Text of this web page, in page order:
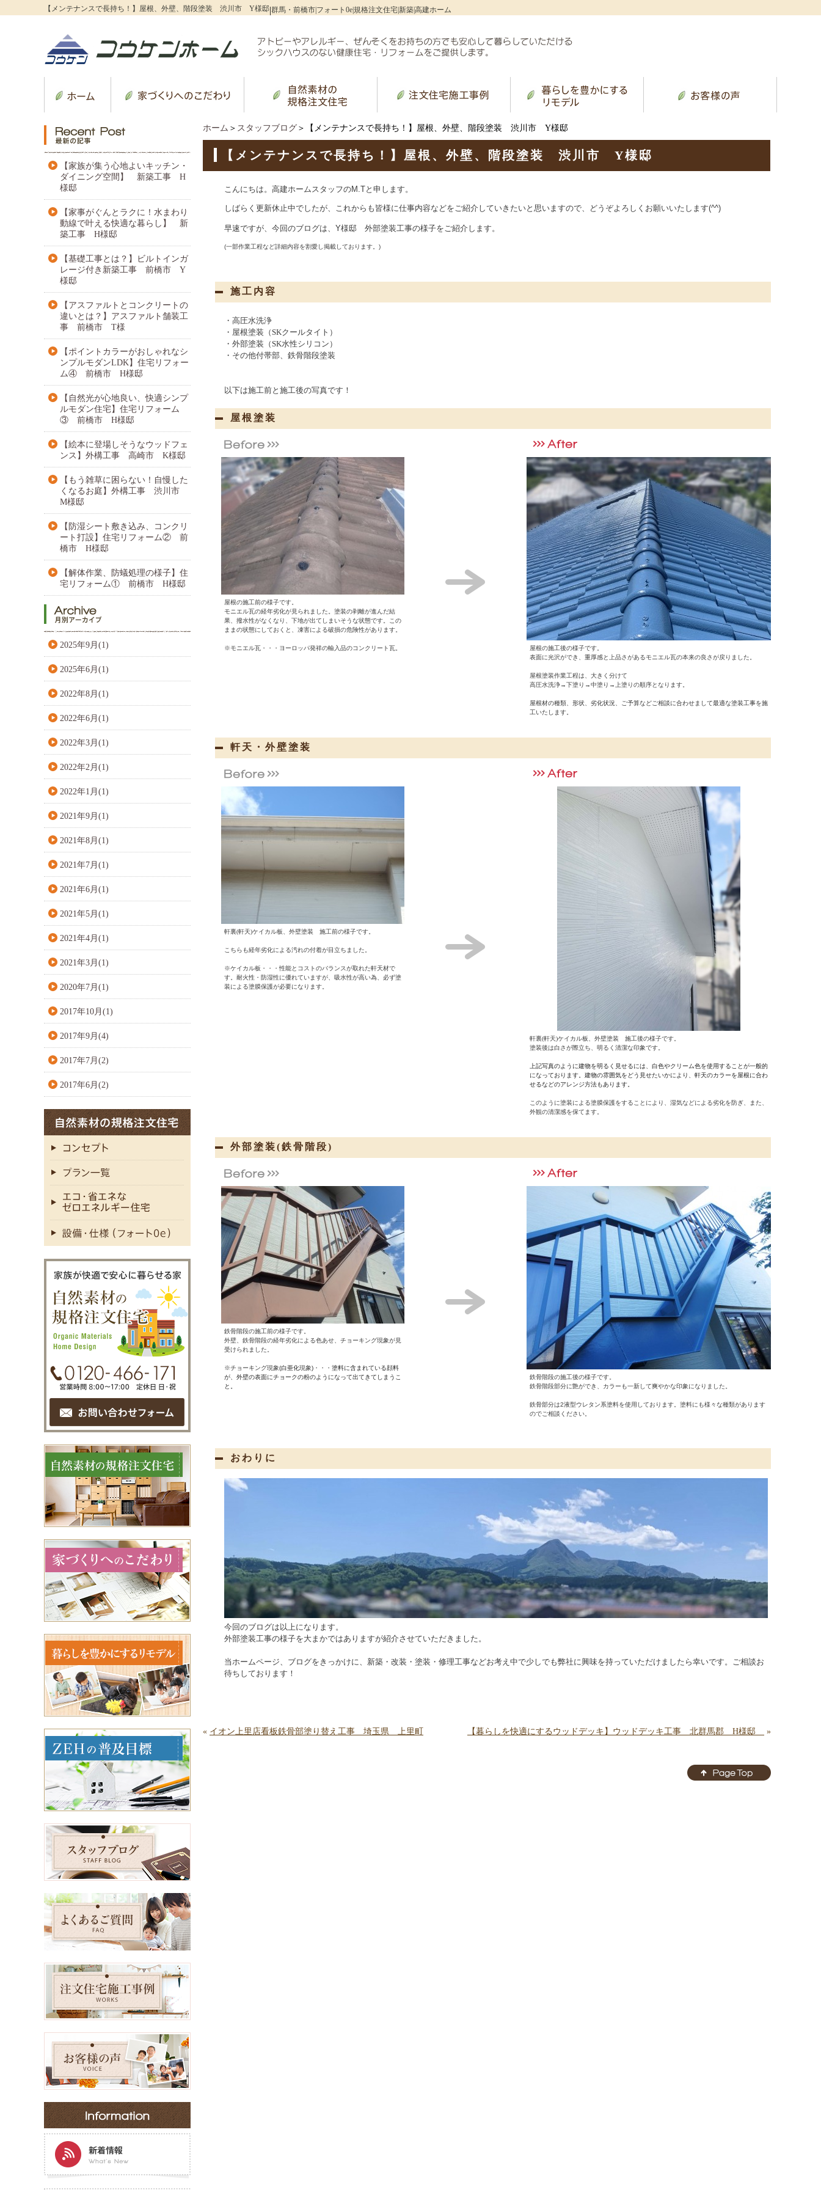
【メンテナンスで長持ち！】屋根、外壁、階段塗装 渋川市 Y様邸|群馬・前橋市|フォート0e|規格注文住宅|新築|高建ホーム
ホーム ＞ スタッフブログ ＞【メンテナンスで長持ち！】屋根、外壁、階段塗装 渋川市 Y様邸
【メンテナンスで長持ち！】屋根、外壁、階段塗装 渋川市 Y様邸
こんにちは。高建ホームスタッフのM.Tと申します。
しばらく更新休止中でしたが、これからも皆様に仕事内容などをご紹介していきたいと思いますので、どうぞよろしくお願いいたします(^^)
早速ですが、今回のブログは、 Y様邸 外部塗装工事の様子をご紹介します。
(一部作業工程など詳細内容を割愛し掲載しております。)
施工内容
・高圧水洗浄
・屋根塗装（SKクールタイト）
・外部塗装（SK水性シリコン）
・その他付帯部、鉄骨階段塗装
以下は施工前と施工後の写真です！
屋根塗装
屋根の施工前の様子です。
モニエル瓦の経年劣化が見られました。塗装の剥離が進んだ結
果、撥水性がなくなり、下地が出てしまいそうな状態です。この
ままの状態にしておくと、凍害による破損の危険性があります。
※モニエル瓦・・・ヨーロッパ発祥の輸入品のコンクリート瓦。
屋根の施工後の様子です。
表面に光沢ができ、重厚感と上品さがあるモニエル瓦の本来の良さが戻りました。
屋根塗装作業工程は、大きく分けて
高圧水洗浄→下塗り→中塗り→上塗りの順序となります。
屋根材の種類、形状、劣化状況、ご予算などご相談に合わせまして最適な塗装工事を施
工いたします。
軒天・外壁塗装
軒裏(軒天)ケイカル板、外壁塗装 施工前の様子です。
こちらも経年劣化による汚れの付着が目立ちました。
※ケイカル板・・・ 性能とコストのバランスが取れた軒天材で
す。 耐火性・防湿性に優れていますが、吸水性が高い為、必ず塗
装による塗膜保護が必要になります。
軒裏(軒天)ケイカル板、外壁塗装 施工後の様子です。
塗装後は白さが際立ち、明るく清潔な印象です。
上記写真のように建物を明るく見せるには、白色やクリーム色を使用することが一般的
になっております。建物の雰囲気をどう見せたいかにより、軒天のカラーを屋根に合わ
せるなどのアレンジ方法もあります。
このように塗装による塗膜保護をすることにより、湿気などによる劣化を防ぎ、また、
外観の清潔感を保てます。
外部塗装(鉄骨階段)
鉄骨階段の施工前の様子です。
外壁、鉄骨階段の経年劣化による色あせ、チョーキング現象が見
受けられました。
※チョーキング現象(白亜化現象) ・・・ 塗料に含まれている顔料
が、外壁の表面にチョークの粉のようになって出てきてしまうこ
と。
鉄骨階段の施工後の様子です。
鉄骨階段部分に艶ができ、カラーも一新して爽やかな印象になりました。
鉄骨部分は2液型ウレタン系塗料を使用しております。 塗料にも様々な種類があります
のでご相談ください。
おわりに
今回のブログは以上になります。
外部塗装工事の様子を大まかではありますが紹介させていただきました。
当ホームページ、ブログをきっかけに、新築・改装・塗装・修理工事などお考え中で少しでも弊社に興味を持っていただけましたら幸いです。ご相談お
待ちしております！
« イオン上里店看板鉄骨部塗り替え工事 埼玉県 上里町 【暮らしを快適にするウッドデッキ】ウッドデッキ工事 北群馬郡 H様邸 »
【家族が集う心地よいキッチン・
ダイニング空間】 新築工事 H
様邸
【家事がぐんとラクに！水まわり
動線で叶える快適な暮らし】 新
築工事 H様邸
【基礎工事とは？】ビルトインガ
レージ付き新築工事 前橋市 Y
様邸
【アスファルトとコンクリートの
違いとは？】アスファルト舗装工
事 前橋市 T様
【ポイントカラーがおしゃれなシ
ンプルモダンLDK】住宅リフォー
ム④ 前橋市 H様邸
【自然光が心地良い、快適シンプ
ルモダン住宅】住宅リフォーム
③ 前橋市 H様邸
【絵本に登場しそうなウッドフェ
ンス】外構工事 高崎市 K様邸
【もう雑草に困らない！自慢した
くなるお庭】外構工事 渋川市
M様邸
【防湿シート敷き込み、コンクリ
ート打設】住宅リフォーム② 前
橋市 H様邸
【解体作業、防蟻処理の様子】住
宅リフォーム① 前橋市 H様邸
2025年9月(1)
2025年6月(1)
2022年8月(1)
2022年6月(1)
2022年3月(1)
2022年2月(1)
2022年1月(1)
2021年9月(1)
2021年8月(1)
2021年7月(1)
2021年6月(1)
2021年5月(1)
2021年4月(1)
2021年3月(1)
2020年7月(1)
2017年10月(1)
2017年9月(4)
2017年7月(2)
2017年6月(2)